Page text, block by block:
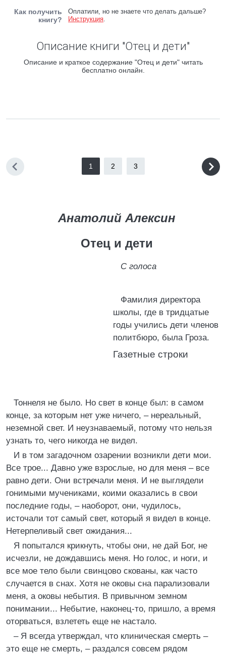
Как получить
книгу?
Оплатили, но не знаете что делать дальше?
Инструкция.
Описание книги "Отец и дети"
Описание и краткое содержание "Отец и дети" читать
бесплатно онлайн.
1 2 3
Анатолий Алексин
Отец и дети
С голоса
Фамилия директора
школы, где в тридцатые
годы учились дети членов
политбюро, была Гроза.
Газетные строки
Тоннеля не было. Но свет в конце был: в самом
конце, за которым нет уже ничего, – нереальный,
неземной свет. И неузнаваемый, потому что нельзя
узнать то, чего никогда не видел.
И в том загадочном озарении возникли дети мои.
Все трое... Давно уже взрослые, но для меня – все
равно дети. Они встречали меня. И не выглядели
гонимыми мучениками, коими оказались в свои
последние годы, – наоборот, они, чудилось,
источали тот самый свет, который я видел в конце.
Нетерпеливый свет ожидания...
Я попытался крикнуть, чтобы они, не дай Бог, не
исчезли, не дождавшись меня. Но голос, и ноги, и
все мое тело были свинцово скованы, как часто
случается в снах. Хотя не оковы сна парализовали
меня, а оковы небытия. В привычном земном
понимании... Небытие, наконец-то, пришло, а время
оторваться, взлететь еще не настало.
– Я всегда утверждал, что клиническая смерть –
это еще не смерть, – раздался совсем рядом